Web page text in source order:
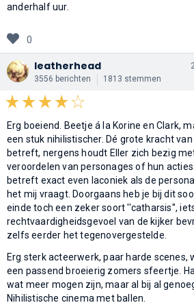
anderhalf uur.
0
leatherhead
3556 berichten 1813 stemmen
Erg boeiend. Beetje á la Korine en Clark,
een stuk nihilistischer. Dé grote kracht
betreft, nergens houdt Eller zich bezig
veroordelen van personages of hun
betreft exact even laconiek als de
het mij vraagt. Doorgaans heb je bij dit
einde toch een zeker soort ''catharsis'',
rechtvaardigheidsgevoel van de kijker
zelfs eerder het tegenovergestelde.
Erg sterk acteerwerk, paar harde scenes,
een passend broeierig zomers sfeertje.
wat meer mogen zijn, maar al bij al
Nihilistische cinema met ballen.